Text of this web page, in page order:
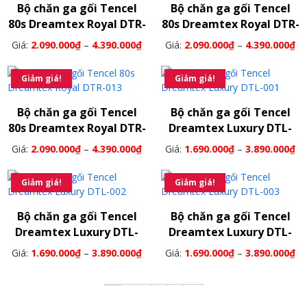
Bộ chăn ga gối Tencel
80s Dreamtex Royal DTR-
011
Giá: 2.090.000₫ – 4.390.000₫
Bộ chăn ga gối Tencel
80s Dreamtex Royal DTR-
012
Giá: 2.090.000₫ – 4.390.000₫
Giảm giá!
Bộ chăn ga gối Tencel
80s Dreamtex Royal DTR-
013
Giá: 2.090.000₫ – 4.390.000₫
Giảm giá!
Bộ chăn ga gối Tencel
Dreamtex Luxury DTL-
001
Giá: 1.690.000₫ – 3.890.000₫
Giảm giá!
Bộ chăn ga gối Tencel
Dreamtex Luxury DTL-
002
Giá: 1.690.000₫ – 3.890.000₫
Giảm giá!
Bộ chăn ga gối Tencel
Dreamtex Luxury DTL-
003
Giá: 1.690.000₫ – 3.890.000₫